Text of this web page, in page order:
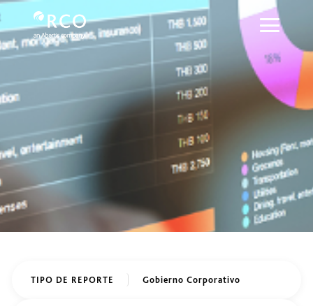
Saltar al contenido principal
Gobierno Corporativo - Red Vía
Gobierno corporativo
TIPO DE REPORTE Gobierno Corporativo